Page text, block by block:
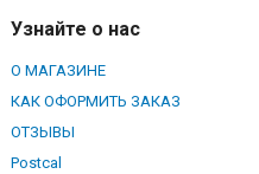
Узнайте о нас
О МАГАЗИНЕ
КАК ОФОРМИТЬ ЗАКАЗ
ОТЗЫВЫ
Postcal